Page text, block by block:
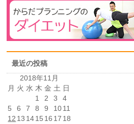
最近の投稿
2018年11月
月 火 水 木 金 土 日
1
2 3
4
5
6 7 8 9 1011
12 13 1415 16 17 18